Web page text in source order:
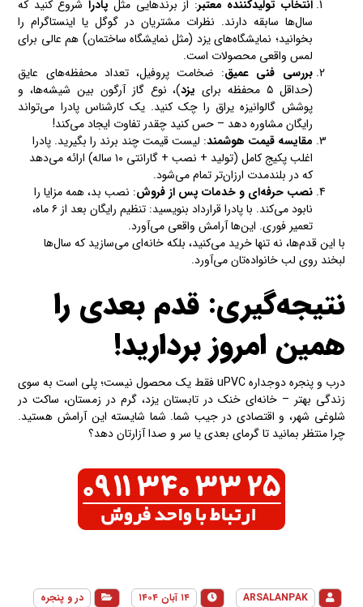
انتخاب تولیدکننده معتبر: از برندهایی مثل پادرا شروع کنید که
سال‌ها سابقه دارند. نظرات مشتریان در گوگل یا اینستاگرام را
بخوانید؛ نمایشگاه‌های یزد (مثل نمایشگاه ساختمان) هم عالی برای
لمس واقعی محصولات است.
بررسی فنی عمیق: ضخامت پروفیل، تعداد محفظه‌های عایق
(حداقل ۵ محفظه برای
یزد)، نوع گاز آرگون بین شیشه‌ها، و
پوشش گالوانیزه یراق را چک کنید. یک کارشناس پادرا می‌تواند
رایگان مشاوره دهد – حس کنید چقدر تفاوت ایجاد می‌کند!
مقایسه قیمت هوشمند: لیست قیمت چند برند را بگیرید. پادرا
اغلب پکیج کامل (تولید + نصب + گارانتی ۱۰ ساله) ارائه می‌دهد
که در بلندمدت ارزان‌تر تمام می‌شود.
نصب حرفه‌ای و خدمات پس از فروش: نصب بد، همه مزایا را
نابود می‌کند. با پادرا قرارداد بنویسید: تنظیم رایگان بعد از ۶ ماه،
تعمیر فوری. این‌ها آرامش واقعی می‌آورد.
با این قدم‌ها، نه تنها خرید می‌کنید، بلکه خانه‌ای می‌سازید که سال‌ها
لبخند روی لب خانواده‌تان می‌آورد.
نتیجه‌گیری: قدم بعدی را
همین امروز بردارید!
درب و پنجره دوجداره uPVC فقط یک محصول نیست؛ پلی است به سوی
زندگی بهتر – خانه‌ای خنک در تابستان یزد، گرم در زمستان، ساکت در
شلوغی شهر، و اقتصادی در جیب شما. شما شایسته این آرامش هستید.
چرا منتظر بمانید تا گرمای بعدی یا سر و صدا آزارتان دهد؟
ARSALANPAK ۱۴ آبان ۱۴۰۴
در و پنجره